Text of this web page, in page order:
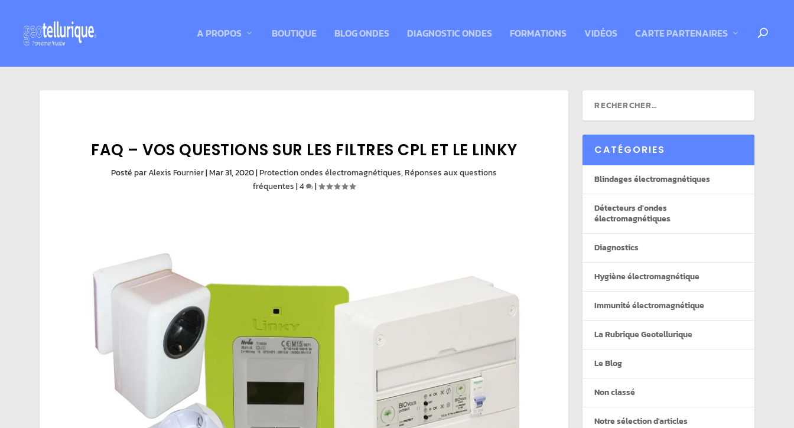
A PROPOS BOUTIQUE BLOG ONDES DIAGNOSTIC ONDES FORMATIONS VIDÉOS CARTE PARTENAIRES
FAQ – VOS QUESTIONS SUR LES FILTRES CPL ET LE LINKY
Posté parAlexis Fournier|Mar 31, 2020|Protection ondes électromagnétiques,Réponses aux questions
fréquentes|4 |
CATÉGORIES
Blindages électromagnétiques
Détecteurs d'ondes
électromagnétiques
Diagnostics
Hygiène électromagnétique
Immunité électromagnétique
La Rubrique Geotellurique
Le Blog
Non classé
Notre sélection d'articles